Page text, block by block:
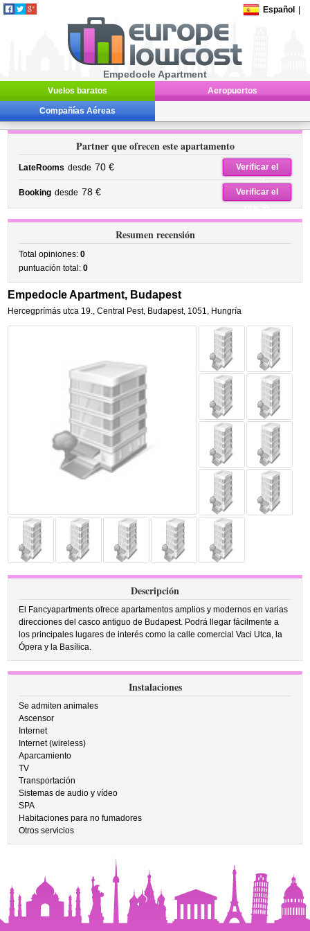
Español
Empedocle Apartment
Vuelos baratos Aeropuertos
Compañías Aéreas
Partner que ofrecen este apartamento
LateRooms desde 70 €
Verificar el
precio
Booking desde 78 €
Verificar el
precio
Resumen recensión
Total opiniones:0
puntuación total:0
Empedocle Apartment, Budapest
Hercegprímás utca 19.,Central Pest, Budapest, 1051, Hungría
Descripción
El Fancyapartments ofrece apartamentos amplios y modernos en varias
direcciones del casco antiguo de Budapest. Podrá llegar fácilmente a
los principales lugares de interés como la calle comercial Vaci Utca, la
Ópera y la Basílica.
Instalaciones
Se admiten animales
Ascensor
Internet
Internet (wireless)
Aparcamiento
TV
Transportación
Sistemas de audio y vídeo
SPA
Habitaciones para no fumadores
Otros servicios